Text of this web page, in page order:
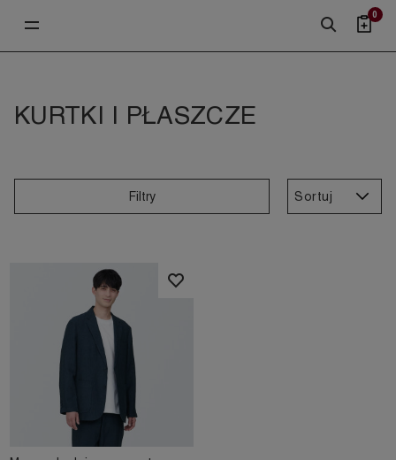
0
KURTKI I PŁASZCZE
Filtry Sortuj